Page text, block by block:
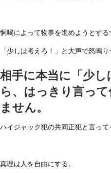
恫喝によって物事を進めようとする
「少しは考えろ！」と大声で怒鳴
相手に本当に「少
ら、はっきり言っ
ません。
ハイジャック犯の共同正犯と言って
真理は人を自由にする。